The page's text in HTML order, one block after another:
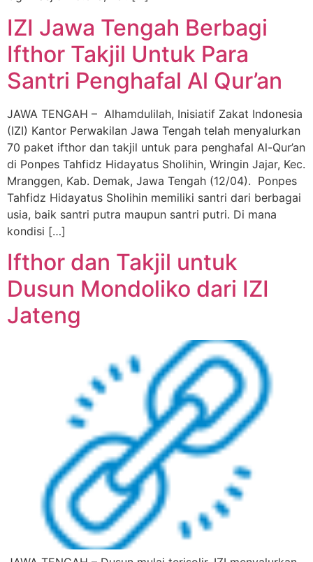
IZI Jawa Tengah Berbagi
Ifthor Takjil Untuk Para
Santri Penghafal Al Qur’an
JAWA TENGAH – Alhamdulilah, Inisiatif Zakat Indonesia
(IZI) Kantor Perwakilan Jawa Tengah telah menyalurkan
70 paket ifthor dan takjil untuk para penghafal Al-Qur’an
di Ponpes Tahfidz Hidayatus Sholihin, Wringin Jajar, Kec.
Mranggen, Kab. Demak, Jawa Tengah (12/04). Ponpes
Tahfidz Hidayatus Sholihin memiliki santri dari berbagai
usia, baik santri putra maupun santri putri. Di mana
kondisi […]
Ifthor dan Takjil untuk
Dusun Mondoliko dari IZI
Jateng